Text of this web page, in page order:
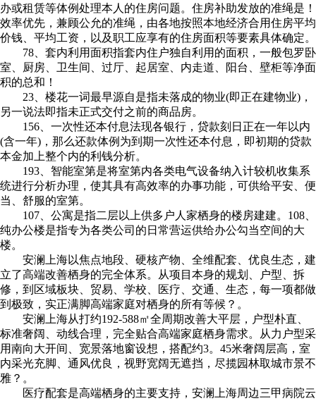
办或租赁等体例处理本人的住房问题。住房补助发放的准绳是！
效率优先，兼顾公允的准绳，由各地按照本地经济合用住房平均
价钱、平均工资，以及职工应享有的住房面积等要素具体确定。
78、套内利用面积指套内住户独自利用的面积，一般包罗卧
室、厨房、卫生间、过厅、起居室、内走道、阳台、壁柜等净面
积的总和！
23、楼花一词最早源自是指未落成的物业(即正在建物业)，
另一说法即指未正式交付之前的商品房。
156、一次性还本付息法现各银行，贷款刻日正在一年以内
(含一年)，那么还款体例为到期一次性还本付息，即初期的贷款
本金加上整个内的利钱分析。
193、智能室第是将室第内各类电气设备纳入计较机收集系
统进行分析办理，使其具有高效率的办事功能，可供给平安、便
当、舒服的室第。
107、公寓是指二层以上供多户人家栖身的楼房建建。108、
纯办公楼是指专为各类公司的日常营运供给办公勾当空间的大
楼。
安澜上海以焦点地段、硬核产物、全维配套、优良生态，建
立了高端改善栖身的完全体系。从项目本身的规划、户型、拆
修，到区域板块、贸易、学校、医疗、交通、生态，每一项都做
到极致，实正满脚高端家庭对栖身的所有等候？。
安澜上海从打约192-588㎡全周期改善大平层，户型朴直、
标准奢阔、动线合理，完全贴合高端家庭栖身需求。从力户型采
用南向大开间、宽景落地窗设想，搭配约3。45米奢阔层高，室
内采光充脚、通风优良，视野宽阔无遮挡，尽揽园林取城市景不
雅？。
医疗配套是高端栖身的主要支持，安澜上海周边三甲病院云